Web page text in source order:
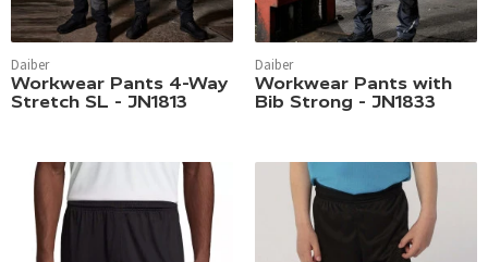
Daiber
Workwear Pants 4-Way
Stretch SL - JN1813
Daiber
Workwear Pants with
Bib Strong - JN1833